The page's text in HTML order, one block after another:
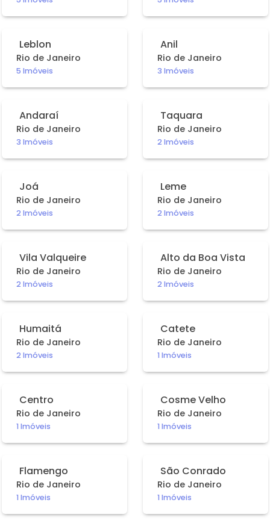
Leblon
Rio de Janeiro
5 Imóveis
Anil
Rio de Janeiro
3 Imóveis
Andaraí
Rio de Janeiro
3 Imóveis
Taquara
Rio de Janeiro
2 Imóveis
Joá
Rio de Janeiro
2 Imóveis
Leme
Rio de Janeiro
2 Imóveis
Vila Valqueire
Rio de Janeiro
2 Imóveis
Alto da Boa Vista
Rio de Janeiro
2 Imóveis
Humaitá
Rio de Janeiro
2 Imóveis
Catete
Rio de Janeiro
1 Imóveis
Centro
Rio de Janeiro
1 Imóveis
Cosme Velho
Rio de Janeiro
1 Imóveis
Flamengo
Rio de Janeiro
1 Imóveis
São Conrado
Rio de Janeiro
1 Imóveis